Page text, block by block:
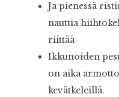
Ja pienessä
nauttia
riittää
Ikkunoiden
on aika
kevätkeleillä.